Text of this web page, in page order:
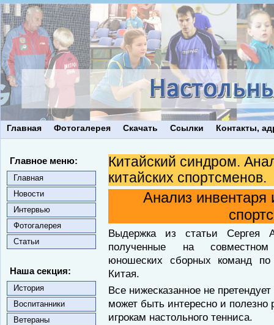
Главная Фотогалерея Скачать Ссылки Контакты,
Главное меню:
Главная
Новости
Интервью
Фотогалерея
Статьи
Наша секция:
История
Воспитанники
Ветераны
Китайский синдром.
китайских спортсменов.
Анализ инвентаря
Выдержка из статьи Сергея
полученные на совместном
юношеских сборных команд
Китая.
Все нижесказанное не
может быть интересно и
игрокам настольного тенниса.